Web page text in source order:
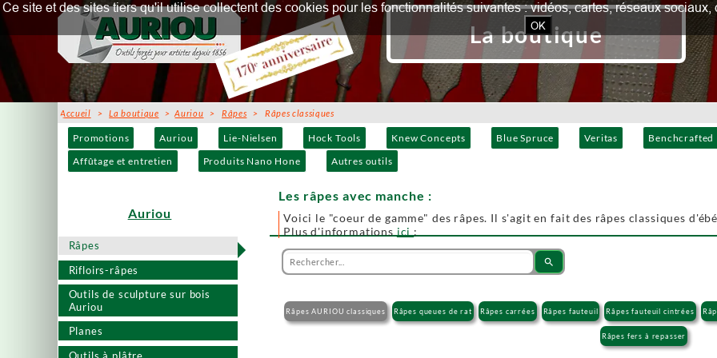
Promotions Auriou Lie-Nielsen Hock Tools Knew Concepts Blue Spruce Veritas Benchcrafted
Affûtage et entretien
Produits Nano Hone Autres outils
Râpes
Rifloirs-râpes
Outils de sculpture sur bois
Auriou
Planes
Outils à plâtre
La boutique
Accueil >La boutique >Auriou >Râpes > Râpes classiques
Les râpes avec manche :
Voici le "coeur de gamme" des râpes. Il s'agit en fait des râpes classiques
Plus d'informations ici :
Auriou
search
Râpes AURIOU classiques Râpes queues de rat Râpes carrées Râpes fauteuil Râpes fauteuil cintrées
Râpes fers à repasser
Ce site et des sites tiers qu'il utilise collectent des cookies pour les fonctionnalités suivantes : vidéos, cartes, réseaux
OK